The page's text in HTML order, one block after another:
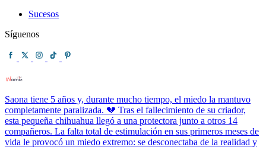
Sucesos
Síguenos
Saona tiene 5 años y, durante mucho tiempo, el miedo la mantuvo
completamente paralizada. 💔 Tras el fallecimiento de su criador,
esta pequeña chihuahua llegó a una protectora junto a otros 14
compañeros. La falta total de estimulación en sus primeros meses de
vida le provocó un miedo extremo: se desconectaba de la realidad y